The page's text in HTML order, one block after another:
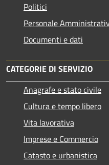
Politici
Personale
Documenti e dati
CATEGORIE DI SERVIZIO
Anagrafe e stato civile
Cultura e tempo libero
Vita lavorativa
Imprese e Commercio
Catasto e urbanistica